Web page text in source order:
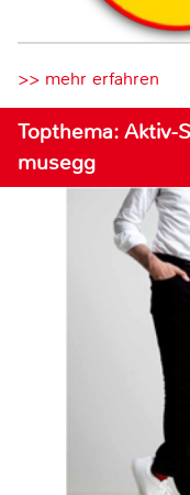
>> mehr erfahren
Topthema: Aktiv-
musegg